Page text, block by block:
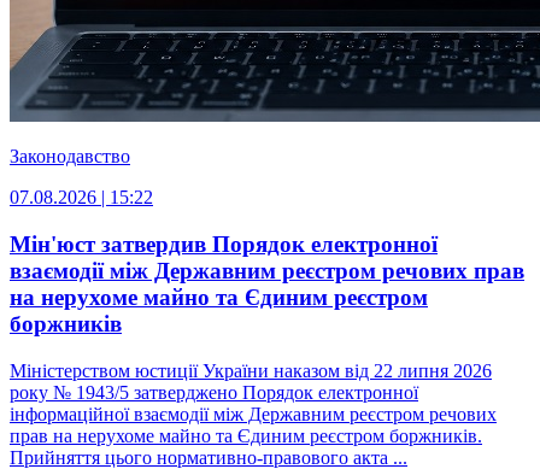
Законодавство
07.08.2026 | 15:22
Мін'юст затвердив Порядок електронної
взаємодії між Державним реєстром речових прав
на нерухоме майно та Єдиним реєстром
боржників
Міністерством юстиції України наказом від 22 липня 2026
року № 1943/5 затверджено Порядок електронної
інформаційної взаємодії між Державним реєстром речових
прав на нерухоме майно та Єдиним реєстром боржників.
Прийняття цього нормативно-правового акта ...